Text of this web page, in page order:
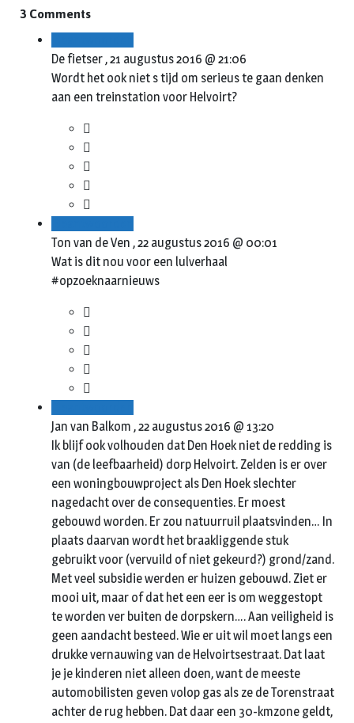
3 Comments
De fietser ,21 augustus 2016 @ 21:06
Wordt het ook niet s tijd om serieus te gaan denken
aan een treinstation voor Helvoirt?
Ton van de Ven ,22 augustus 2016 @ 00:01
Wat is dit nou voor een lulverhaal
#opzoeknaarnieuws
Jan van Balkom ,22 augustus 2016 @ 13:20
Ik blijf ook volhouden dat Den Hoek niet de redding is
van (de leefbaarheid) dorp Helvoirt. Zelden is er over
een woningbouwproject als Den Hoek slechter
nagedacht over de consequenties. Er moest
gebouwd worden. Er zou natuurruil plaatsvinden… In
plaats daarvan wordt het braakliggende stuk
gebruikt voor (vervuild of niet gekeurd?) grond/zand.
Met veel subsidie werden er huizen gebouwd. Ziet er
mooi uit, maar of dat het een eer is om weggestopt
te worden ver buiten de dorpskern…. Aan veiligheid is
geen aandacht besteed. Wie er uit wil moet langs een
drukke vernauwing van de Helvoirtsestraat. Dat laat
je je kinderen niet alleen doen, want de meeste
automobilisten geven volop gas als ze de Torenstraat
achter de rug hebben. Dat daar een 30-kmzone geldt,